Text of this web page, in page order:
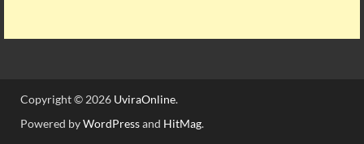
Copyright © 2026 UviraOnline.
Powered byWordPressand HitMag.